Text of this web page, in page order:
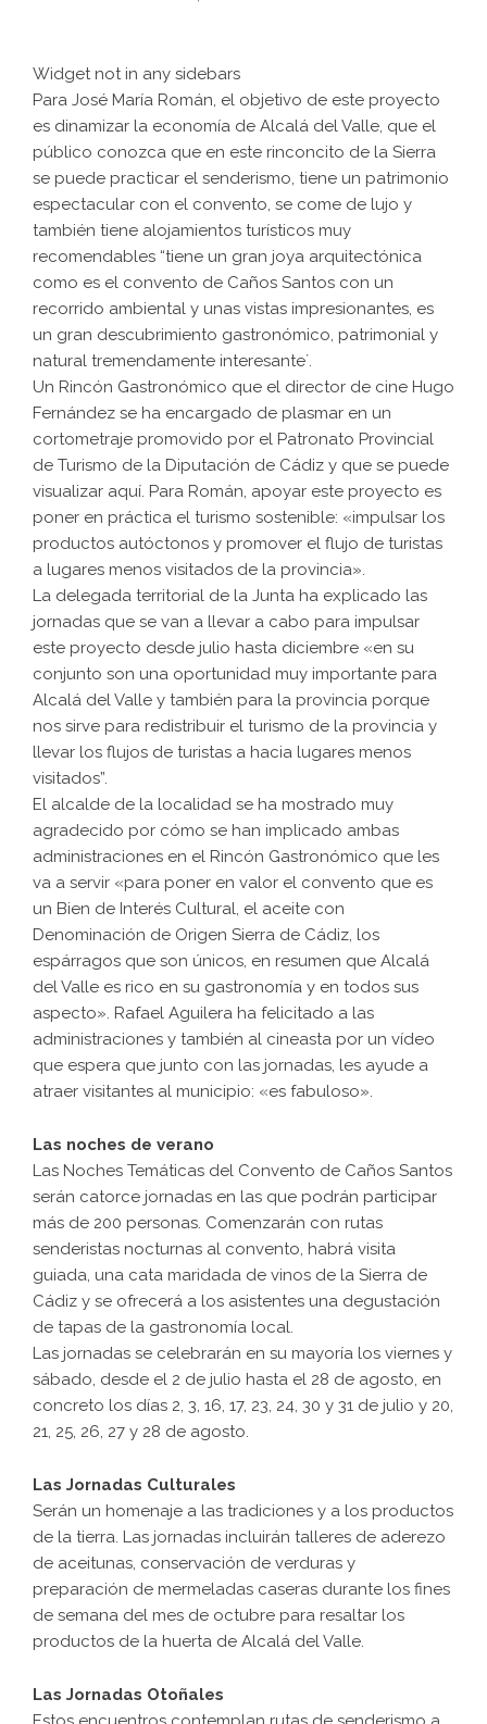
Widget not in any sidebars
Para José María Román, el objetivo de este proyecto
es dinamizar la economía de Alcalá del Valle, que el
público conozca que en este rinconcito de la Sierra
se puede practicar el senderismo, tiene un patrimonio
espectacular con el convento, se come de lujo y
también tiene alojamientos turísticos muy
recomendables “tiene un gran joya arquitectónica
como es el convento de Caños Santos con un
recorrido ambiental y unas vistas impresionantes, es
un gran descubrimiento gastronómico, patrimonial y
natural tremendamente interesante´.
Un Rincón Gastronómico que el director de cine Hugo
Fernández se ha encargado de plasmar en un
cortometraje promovido por el Patronato Provincial
de Turismo de la Diputación de Cádiz y que se puede
visualizar aquí. Para Román, apoyar este proyecto es
poner en práctica el turismo sostenible: «impulsar los
productos autóctonos y promover el flujo de turistas
a lugares menos visitados de la provincia».
La delegada territorial de la Junta ha explicado las
jornadas que se van a llevar a cabo para impulsar
este proyecto desde julio hasta diciembre «en su
conjunto son una oportunidad muy importante para
Alcalá del Valle y también para la provincia porque
nos sirve para redistribuir el turismo de la provincia y
llevar los flujos de turistas a hacia lugares menos
visitados”.
El alcalde de la localidad se ha mostrado muy
agradecido por cómo se han implicado ambas
administraciones en el Rincón Gastronómico que les
va a servir «para poner en valor el convento que es
un Bien de Interés Cultural, el aceite con
Denominación de Origen Sierra de Cádiz, los
espárragos que son únicos, en resumen que Alcalá
del Valle es rico en su gastronomía y en todos sus
aspecto». Rafael Aguilera ha felicitado a las
administraciones y también al cineasta por un vídeo
que espera que junto con las jornadas, les ayude a
atraer visitantes al municipio: «es fabuloso».
Las noches de verano
Las Noches Temáticas del Convento de Caños Santos
serán catorce jornadas en las que podrán participar
más de 200 personas. Comenzarán con rutas
senderistas nocturnas al convento, habrá visita
guiada, una cata maridada de vinos de la Sierra de
Cádiz y se ofrecerá a los asistentes una degustación
de tapas de la gastronomía local.
Las jornadas se celebrarán en su mayoría los viernes y
sábado, desde el 2 de julio hasta el 28 de agosto, en
concreto los días 2, 3, 16, 17, 23, 24, 30 y 31 de julio y 20,
21, 25, 26, 27 y 28 de agosto.
Las Jornadas Culturales
Serán un homenaje a las tradiciones y a los productos
de la tierra. Las jornadas incluirán talleres de aderezo
de aceitunas, conservación de verduras y
preparación de mermeladas caseras durante los fines
de semana del mes de octubre para resaltar los
productos de la huerta de Alcalá del Valle.
Las Jornadas Otoñales